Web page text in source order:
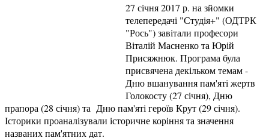
27 січня 2017 р. на зйомки
телепередачі "Студія+" (ОДТРК
"Рось") завітали професори
Віталій Масненко та Юрій
Присяжнюк. Програма була
присвячена декільком темам -
Дню вшанування пам'яті жертв
Голокосту (27 січня), Дню
прапора (28 січня) та Дню пам'яті героїв Крут (29 січня).
Історики проаналізували історичне коріння та значення
названих пам'ятних дат.